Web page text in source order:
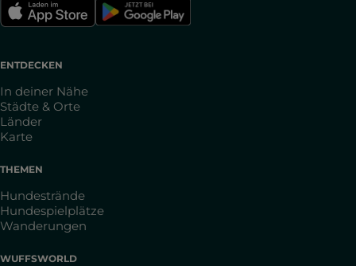
ENTDECKEN
In deiner Nähe
Städte & Orte
Länder
Karte
THEMEN
Hundestrände
Hundespielplätze
Wanderungen
WUFFSWORLD